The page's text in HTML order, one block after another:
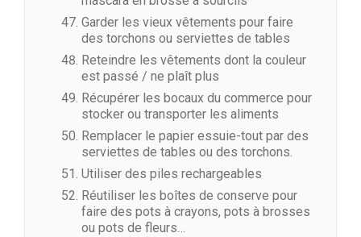
Garder les vieux vêtements pour faire
des torchons ou serviettes de tables
Reteindre les vêtements dont la couleur
est passé / ne plaît plus
Récupérer les bocaux du commerce pour
stocker ou transporter les aliments
Remplacer le papier essuie-tout par des
serviettes de tables ou des torchons.
Utiliser des piles rechargeables
Réutiliser les boîtes de conserve pour
faire des pots à crayons, pots à brosses
ou pots de fleurs…